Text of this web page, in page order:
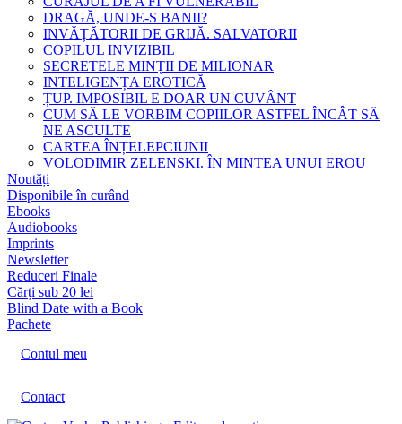
DRAGĂ, UNDE-S BANII?
INVĂȚĂTORII DE GRIJĂ. SALVATORII
COPILUL INVIZIBIL
SECRETELE MINȚII DE MILIONAR
INTELIGENȚA EROTICĂ
ȚUP. IMPOSIBIL E DOAR UN CUVÂNT
CUM SĂ LE VORBIM COPIILOR ASTFEL ÎNCÂT SĂ
NE ASCULTE
CARTEA ÎNȚELEPCIUNII
VOLODIMIR ZELENSKI. ÎN MINTEA UNUI EROU
Noutăți
Disponibile în curând
Ebooks
Audiobooks
Imprints
Newsletter
Reduceri Finale
Cărți sub 20 lei
Blind Date with a Book
Pachete
Contul meu
Contact